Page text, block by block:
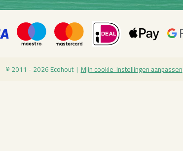
© 2011 - 2026 Eco­hout |Mijn coo­kie-in­stel­lin­gen aan­pas­sen